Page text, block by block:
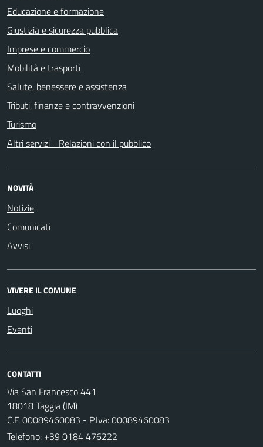
Educazione e formazione
Giustizia e sicurezza pubblica
Imprese e commercio
Mobilità e trasporti
Salute, benessere e assistenza
Tributi, finanze e contravvenzioni
Turismo
Altri servizi - Relazioni con il pubblico
NOVITÀ
Notizie
Comunicati
Avvisi
VIVERE IL COMUNE
Luoghi
Eventi
CONTATTI
Via San Francesco 441
18018 Taggia (IM)
C.F. 00089460083 - P.Iva: 00089460083
Telefono: +39 0184 476222